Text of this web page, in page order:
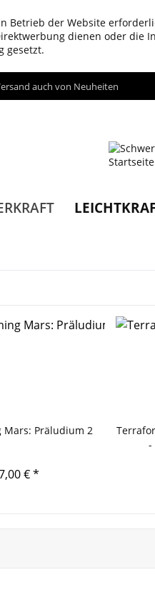
Betrieb der Website
dienen oder die
gesetzt.
auch von Neuheiten
Mars: Präludium 2
€ *
-